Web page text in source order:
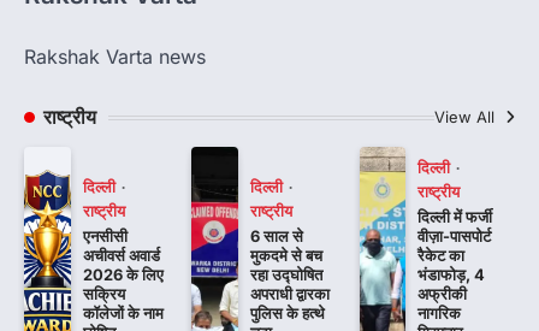
Rakshak Varta news
राष्ट्रीय View All
दिल्ली
राष्ट्रीय
एनसीसी
अचीवर्स अवार्ड
2026 के लिए
सक्रिय
कॉलेजों के नाम
दिल्ली
राष्ट्रीय
6 साल से
मुकदमे से बच
रहा उद्घोषित
अपराधी द्वारका
पुलिस के हत्थे
दिल्ली
राष्ट्रीय
दिल्ली में फर्जी
वीज़ा-पासपोर्ट
रैकेट का
भंडाफोड़, 4
अफ्रीकी
नागरिक